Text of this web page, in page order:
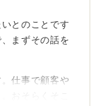
とのことです
まずその話を
仕事で顧客や
おそらくそこ